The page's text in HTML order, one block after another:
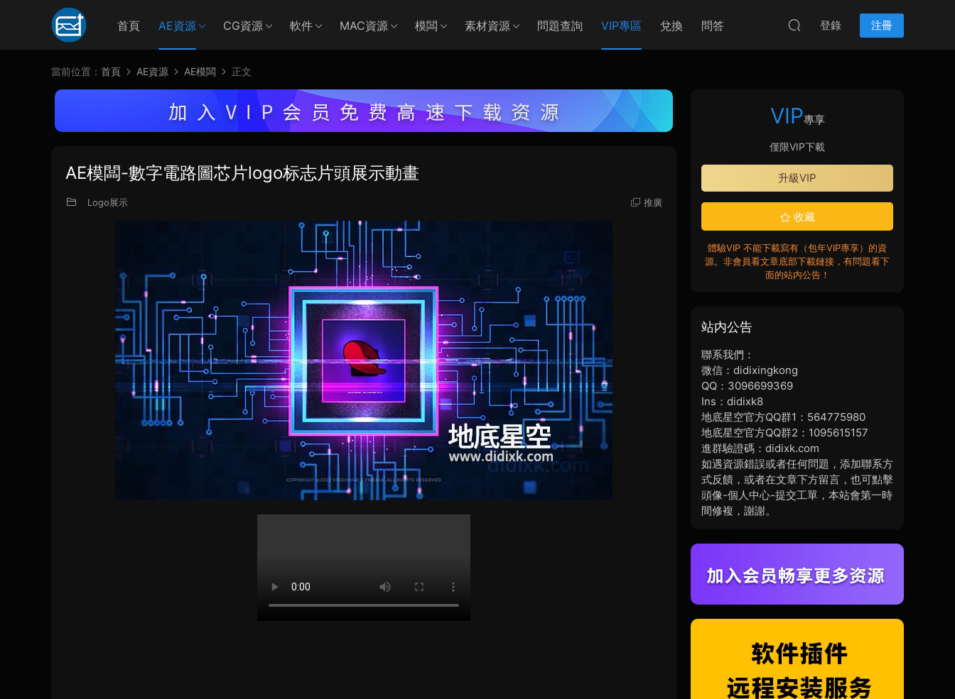
首頁 AE資源 CG資源 軟件 MAC資源 模闆 素材資源 問題查詢 VIP專區 兌換 問答 登錄 注冊
當前位置： 首頁 AE資源 AE模闆 正文
AE模闆-數字電路圖芯片logo标志片頭展示動畫
Logo展示 推廣
VIP專享
僅限VIP下載
升級VIP
收藏
體驗VIP 不能下載寫有（包年VIP專享）的資
源。非會員看文章底部下載鏈接，有問題看下
面的站内公告！
站内公告
聯系我們：
微信：didixingkong
QQ：3096699369
Ins：didixk8
地底星空官方QQ群1：564775980
地底星空官方QQ群2：1095615157
進群驗證碼：didixk.com
如遇資源錯誤或者任何問題，添加聯系方
式反饋，或者在文章下方留言，也可點擊
頭像-個人中心-提交工單，本站會第一時
間修複，謝謝。